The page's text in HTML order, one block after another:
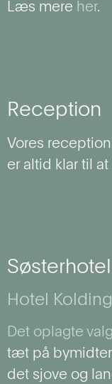
Læs mere her.
Reception
Vores
er altid klar til
Hotel Kolding
Det oplagte
tæt på
det sjove og